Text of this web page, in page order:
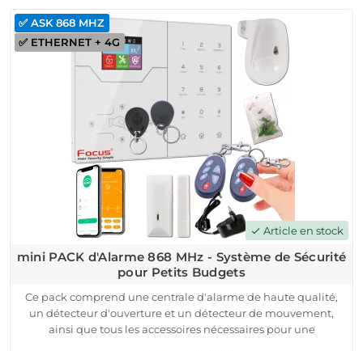
Doté d'une sirène interne de 85 dB et d'un contrôle de l'état
des détecteurs, notre système vous assure une réactivité
optimale en cas d'incident. L'installation et la configuration
sont simples, et vous pouvez surveiller et contrôler vos
détecteurs à distance via une application mobile dédiée.
check Article en stock
✅ ETHERNET + 4G
✅ ASK 868 MHZ
mini PACK d'Alarme 868 MHz - Système de Sécurité
pour Petits Budgets
Ce pack comprend une centrale d'alarme de haute qualité,
un détecteur d'ouverture et un détecteur de mouvement,
ainsi que tous les accessoires nécessaires pour une